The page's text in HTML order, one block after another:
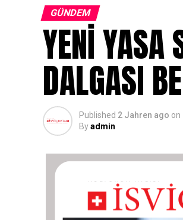
GÜNDEM
YENİ YASA
DALGASI
Published 2 Jahren ago on
Byadmin